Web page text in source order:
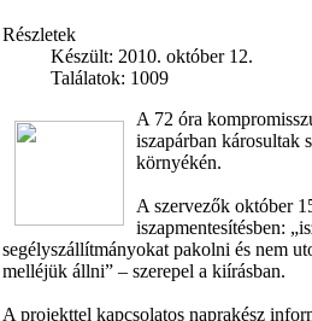
Részletek
Készült: 2010. október 12.
Találatok: 1009
A 72 óra
iszapárban károsultak
környékén.
A szervezők október
iszapmentesítésben:
segélyszállítmányokat pakolni és nem
melléjük állni” – szerepel a kiírásban.
A projekttel kapcsolatos naprakész